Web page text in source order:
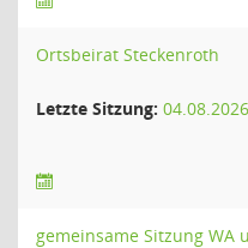
Ortsbeirat Steckenroth
Letzte Sitzung: 04.08.2026
gemeinsame Sitzung WA